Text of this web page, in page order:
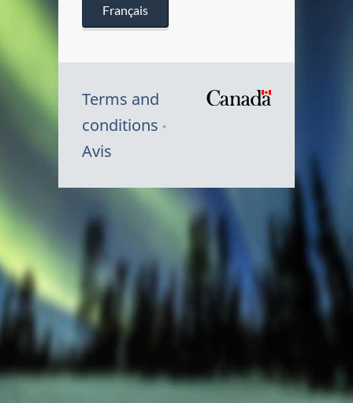
Français
Terms and
conditions
Avis
Canada